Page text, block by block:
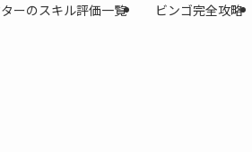
ーのスキル評価一覧 ビンゴ完全攻略